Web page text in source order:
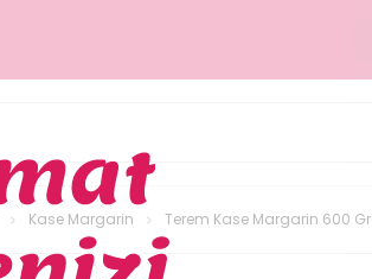
Kase Margarin Terem Kase Margarin 600 Gr